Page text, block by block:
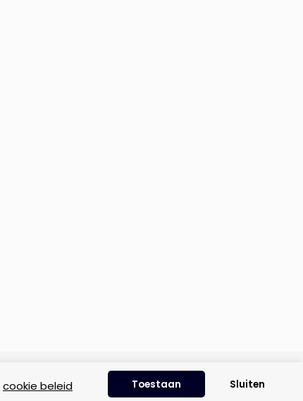
cookie beleid Toestaan Sluiten
Privacyverklaring Cookie beleid